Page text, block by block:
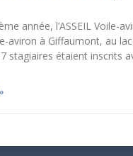
année, l’ASSEIL Voile-
aviron à Giffaumont, au
stagiaires étaient inscrits